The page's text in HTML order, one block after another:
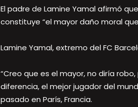
El padre de Lamine Yamal afirmó
constituye “el mayor daño moral
Lamine Yamal, extremo del FC
“Creo que es el mayor, no diría
diferencia, el mejor jugador del
pasado en París, Francia.